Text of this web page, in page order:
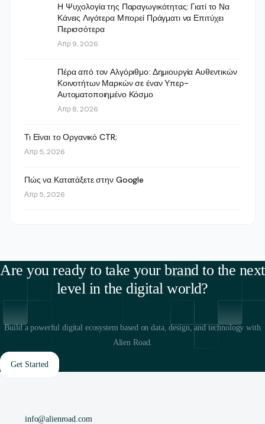
Η Ψυχολογία της Παραγωγικότητας: Γιατί το Να
Κάνεις Λιγότερα Μπορεί Πράγματι να Επιτύχει
Περισσότερα
Απρ 9, 2026
Πέρα από τον Αλγόριθμο: Δημιουργία Αυθεντικών
Κοινοτήτων Μαρκών σε έναν Υπερ-
Αυτοματοποιημένο Κόσμο
Απρ 8, 2026
Τι Είναι το Οργανικό CTR;
Απρ 5, 2026
Πώς να Κατατάξετε στην Google
Απρ 5, 2026
Are you ready to take your brand to the next
level in the digital world?
Build a powerful digital ecosystem based on data, design, and technology with
Alien Road.
Get Started
info@alienroad.com